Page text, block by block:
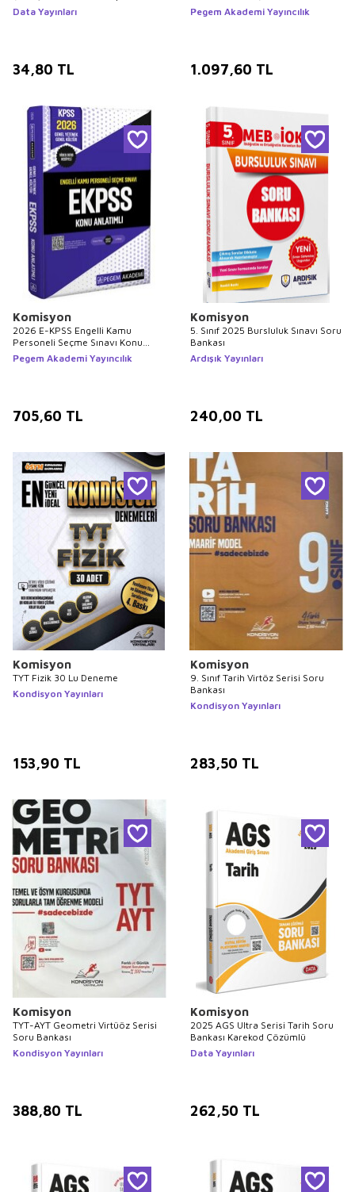
Data Yayınları
34,80 TL
Bankası Seti - 5 Kitap
Pegem Akademi Yayıncılık
1.097,60 TL
Komisyon
2026 E-KPSS Engelli Kamu
Personeli Seçme Sınavı Konu
Anlatımlı
Pegem Akademi Yayıncılık
705,60 TL
Komisyon
5. Sınıf 2025 Bursluluk Sınavı Soru
Bankası
Ardışık Yayınları
240,00 TL
Komisyon
TYT Fizik 30 Lu Deneme
Kondisyon Yayınları
153,90 TL
Komisyon
9. Sınıf Tarih Virtöz Serisi Soru
Bankası
Kondisyon Yayınları
283,50 TL
Komisyon
TYT-AYT Geometri Virtüöz Serisi
Soru Bankası
Kondisyon Yayınları
388,80 TL
Komisyon
2025 AGS Ultra Serisi Tarih Soru
Bankası Karekod Çözümlü
Data Yayınları
262,50 TL